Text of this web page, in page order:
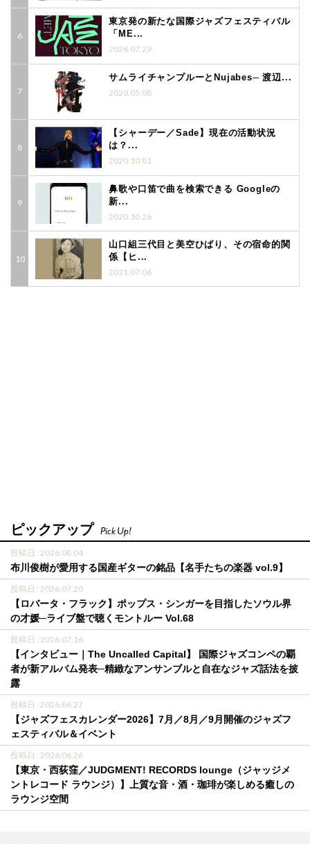
東京発の新たな国際ジャズフェスティバル
「ME...
2026.07.29
サムライチャンプルーとNujabes─ 渡辺...
2020.05.08
【シャーデー／Sade】現在の活動状況
は？...
2020.10.01
鼻歌や口笛で曲を検索できる Googleの
新...
2020.10.26
山口組三代目と美空ひばり、その宿命的関
係【ヒ...
2021.07.06
ピックアップ Pick Up!
投稿日 : 2026.08.04
布川俊樹が愛用する国産ギターの銘品【名手たちの楽器 vol.9】
投稿日 : 2026.07.20
【ロバータ・フラック】ポップス・シンガーを目指したソウル界
の才媛─ライブ盤で聴くモントルー Vol.68
投稿日 : 2026.07.16
【インタビュー｜The Uncalled Capital】 国際ジャズコンペの覇
者が新アルバム発表─精緻なアンサンブルと自在なジャズ話法を披
露
投稿日 : 2026.06.27
【ジャズフェスカレンダー2026】7月／8月／9月開催のジャズフ
ェスティバル＆イベント
投稿日 : 2026.06.26
【東京・西荻窪／JUDGMENT! RECORDS lounge（ジャッジメ
ントレコード ラウンジ）】上質な音・酒・珈琲が楽しめる癒しの
ラウンジ空間